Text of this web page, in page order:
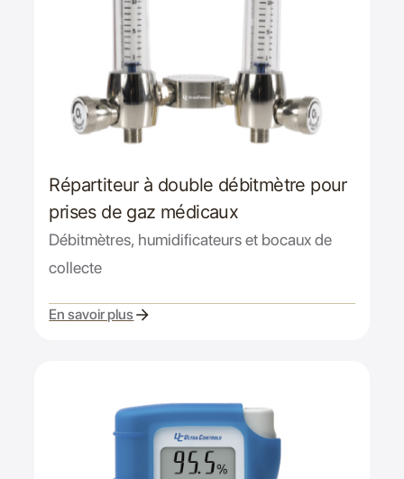
Répartiteur à double débitmètre pour
prises de gaz médicaux
Débitmètres, humidificateurs et bocaux de
collecte
En savoir plus